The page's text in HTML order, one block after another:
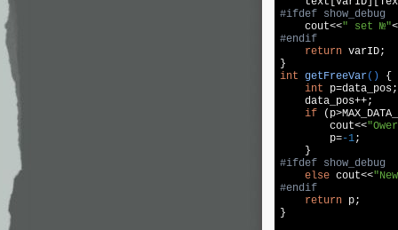
#ifdef show_debug
cout<<" set №"
#endif
return varID;
int getFreeVar()
{
int p=data_pos;
    data_pos++;
if
cout<<
        p=
-1;
#ifdef show_debug
else cout<<
#endif
return p;
}